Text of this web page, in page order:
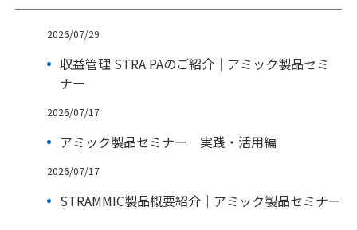
2026/07/29
収益管理 STRA PAのご紹介｜アミック製品セミ
ナー
2026/07/17
アミック製品セミナー 実践・活用編
2026/07/17
STRAMMIC製品概要紹介｜アミック製品セミナー